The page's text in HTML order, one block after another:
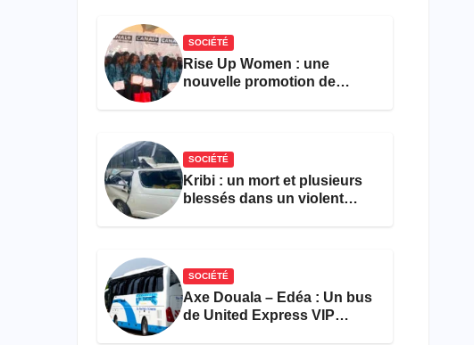
SOCIÉTÉ
Rise Up Women : une
nouvelle promotion de
SOCIÉTÉ
Kribi : un mort et plusieurs
blessés dans un violent
SOCIÉTÉ
Axe Douala – Edéa : Un bus
de United Express VIP